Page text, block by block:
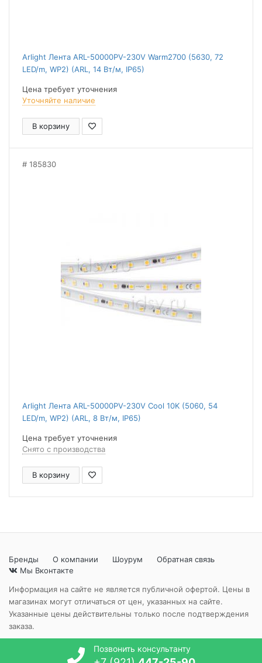
Arlight Лента ARL-50000PV-230V Warm2700 (5630, 72
LED/m, WP2) (ARL, 14 Вт/м, IP65)
Цена требует уточнения
Уточняйте наличие
В корзину
185830
Arlight Лента ARL-50000PV-230V Cool 10K (5060, 54
LED/m, WP2) (ARL, 8 Вт/м, IP65)
Цена требует уточнения
Снято с производства
В корзину
Бренды О компании Шоурум
Обратная связь
Мы Вконтакте
Информация на сайте не является публичной офертой. Цены в
магазинах могут отличаться от цен, указанных на сайте.
Указанные цены действительны только после подтверждения
заказа.
Позвонить консультанту